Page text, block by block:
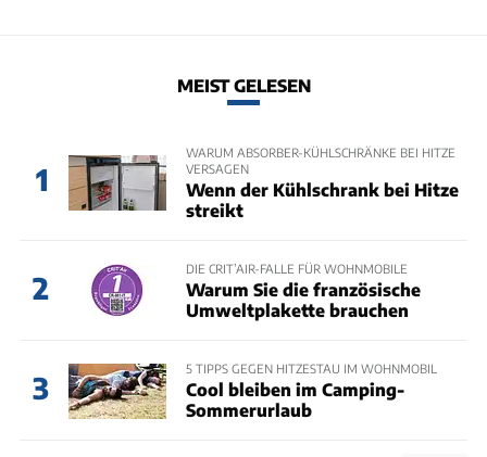
MEIST GELESEN
1
WARUM ABSORBER-KÜHLSCHRÄNKE BEI HITZE
VERSAGEN
Wenn der Kühlschrank bei Hitze
streikt
2
DIE CRIT’AIR-FALLE FÜR WOHNMOBILE
Warum Sie die französische
Umweltplakette brauchen
3
5 TIPPS GEGEN HITZESTAU IM WOHNMOBIL
Cool bleiben im Camping-
Sommerurlaub